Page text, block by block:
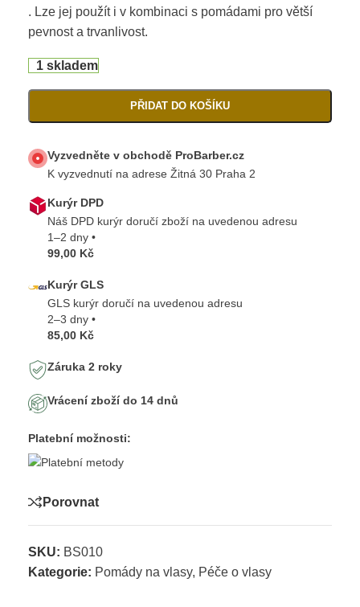
. Lze jej použít i v kombinaci s pomádami pro větší
pevnost a trvanlivost.
1 skladem
PŘIDAT DO KOŠÍKU
Vyzvedněte v obchodě ProBarber.cz
K vyzvednutí na adrese Žitná 30 Praha 2
Kurýr DPD
Náš DPD kurýr doručí zboží na uvedenou adresu
1–2 dny •
99,00 Kč
Kurýr GLS
GLS kurýr doručí na uvedenou adresu
2–3 dny •
85,00 Kč
Záruka 2 roky
Vrácení zboží do 14 dnů
Platební možnosti:
Porovnat
SKU: BS010
Kategorie: Pomády na vlasy, Péče o vlasy